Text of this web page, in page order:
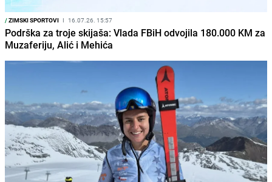
/ZIMSKI SPORTOVI I 16.07.26. 15:57
Podrška za troje skijaša: Vlada FBiH odvojila 180.000 KM za
Muzaferiju, Alić i Mehića